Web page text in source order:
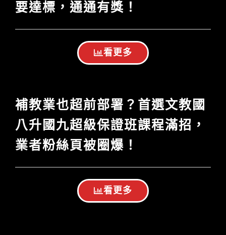
要達標，通通有獎！
看更多
補教業也超前部署？首選文教國
八升國九超級保證班課程滿招，
業者粉絲頁被圈爆！
看更多